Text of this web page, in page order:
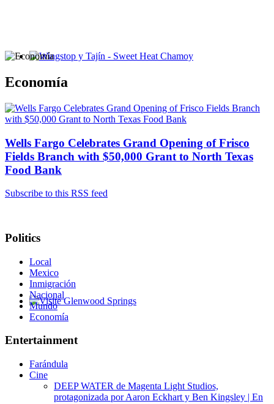
Glenwood Springs - Bello y Encantador
Economía
Wells Fargo Celebrates Grand Opening of Frisco
Fields Branch with $50,000 Grant to North Texas
Food Bank
Subscribe to this RSS feed
Politics
Local
Mexico
Inmigración
Nacional
Mundo
Economía
Entertainment
Farándula
Cine
DEEP WATER de Magenta Light Studios,
protagonizada por Aaron Eckhart y Ben Kingsley | En